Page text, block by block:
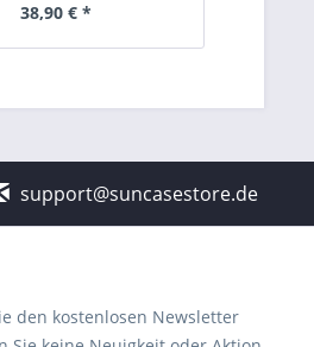
38,90 € *
support@suncasestore.de
den kostenlosen Newsletter